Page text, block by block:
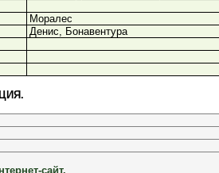
Моралес
Денис, Бонавентура
сайт.